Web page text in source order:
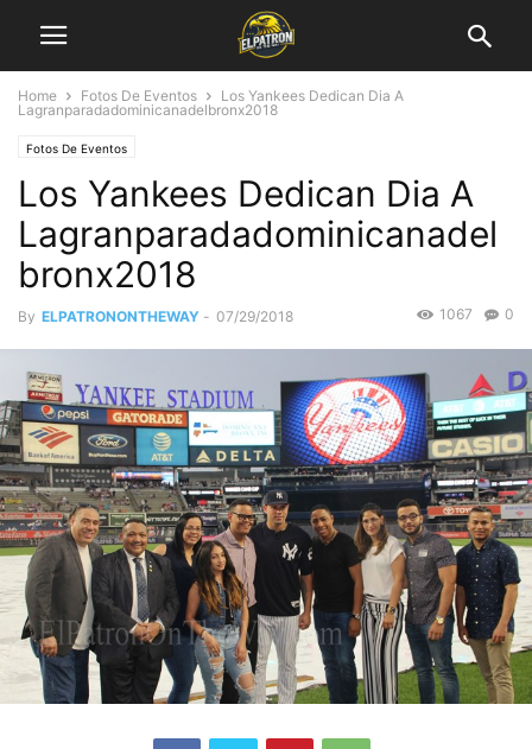
Home Fotos De Eventos
Los Yankees Dedican Dia A
Lagranparadadominicanadelbronx2018
Fotos De Eventos
Los Yankees Dedican Dia A
Lagranparadadominicanadel
bronx2018
By ELPATRONONTHEWAY - 07/29/2018 0
1067